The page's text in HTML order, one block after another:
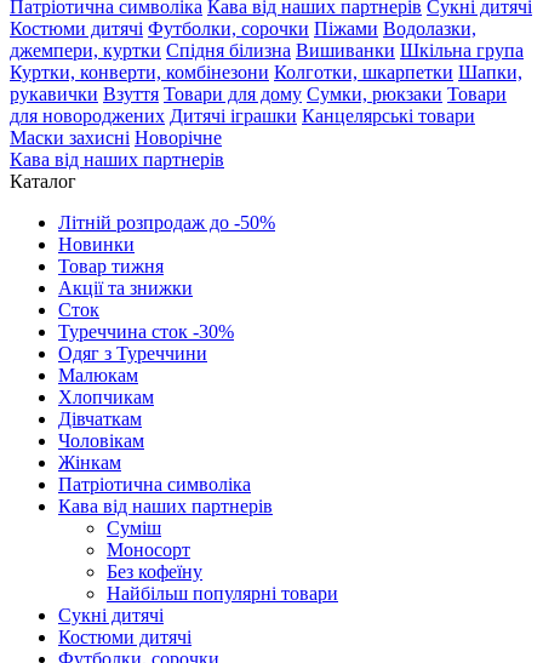
Патріотична символіка Кава від наших партнерів Сукні дитячі
Костюми дитячі Футболки, сорочки Піжами Водолазки,
джемпери, куртки Спідня білизна Вишиванки Шкільна група
Куртки, конверти, комбінезони Колготки, шкарпетки Шапки,
рукавички Взуття Товари для дому Сумки, рюкзаки Товари
для новороджених Дитячі іграшки Канцелярські товари
Маски захисні Новорічне
Кава від наших партнерів
Каталог
Літній розпродаж до -50%
Новинки
Товар тижня
Акції та знижки
Сток
Туреччина сток -30%
Одяг з Туреччини
Малюкам
Хлопчикам
Дівчаткам
Чоловікам
Жінкам
Патріотична символіка
Кава від наших партнерів
Суміш
Моносорт
Без кофеїну
Найбільш популярні товари
Сукні дитячі
Костюми дитячі
Футболки, сорочки